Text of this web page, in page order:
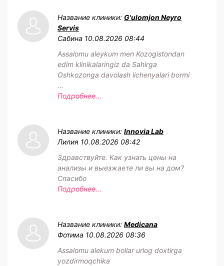
Название клиники: G'ulomjon Neyro
Servis
Сабина 10.08.2026 08:44
Assalomu aleykum men Kozogistondan
edim klinikalaringiz da Sahirga
Oshkozonga davolash lichenyalari bormi
...
Подробнее...
Название клиники: Innovia Lab
Лилия 10.08.2026 08:42
Здравствуйте. Как узнать цены на
анализы и выезжаете ли вы на дом?
Спасибо
Подробнее...
Название клиники: Medicana
Фотима 10.08.2026 08:36
Assalomu alekum bollar urlog doxtirga
yozdirmoqchika